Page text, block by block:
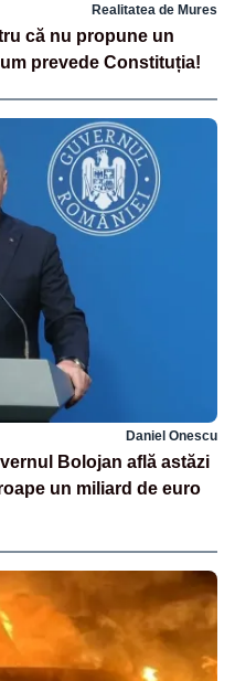
Realitatea de Mures
că nu propune un
prevede Constituția!
Daniel Onescu
Bolojan află astăzi
un miliard de euro